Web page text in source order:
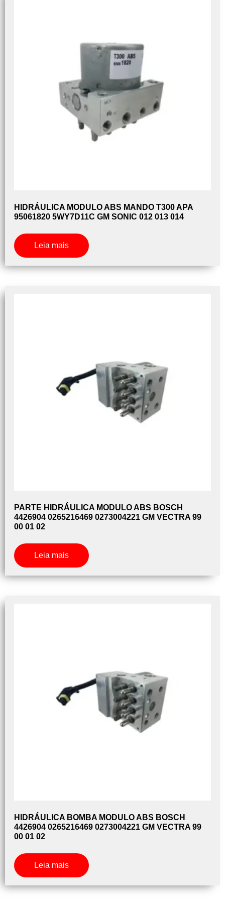
HIDRÁULICA MODULO ABS MANDO T300 APA
95061820 5WY7D11C GM SONIC 012 013 014
Leia mais
PARTE HIDRÁULICA MODULO ABS BOSCH
4426904 0265216469 0273004221 GM VECTRA 99
00 01 02
Leia mais
HIDRÁULICA BOMBA MODULO ABS BOSCH
4426904 0265216469 0273004221 GM VECTRA 99
00 01 02
Leia mais